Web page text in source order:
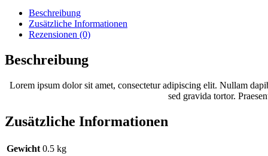
Beschreibung
Zusätzliche Informationen
Rezensionen (0)
Beschreibung
Lorem ipsum dolor sit amet, consectetur adipiscing elit. Nullam
sed gravida tortor.
Zusätzliche Informationen
Gewicht 0.5 kg